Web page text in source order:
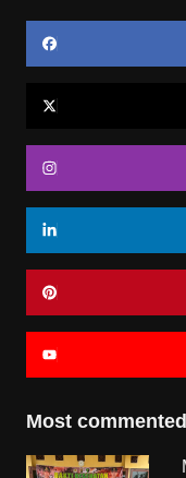
Most commented